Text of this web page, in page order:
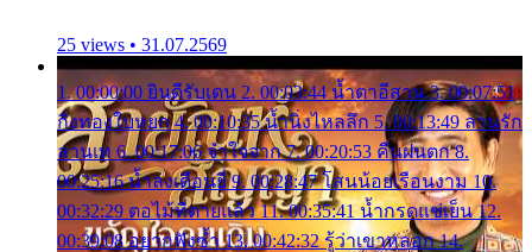
25 views • 31.07.2569
1. 00:00:00 ยินดีรับเดน 2. 00:03:44 น้ำตาอีสาน 3. 00:07:51
กิ่งทองใบหยก 4. 00:10:35 น้ำนิ่งไหลลึก 5. 00:13:49 ลานรัก
ลานเท 6. 00:17:06 จำใจจาก 7. 00:20:53 คืนฝนตก 8.
00:25:16 น้ำลงเดือนยี่ 9. 00:28:47 โสนน้อยเรือนงาม 10.
00:32:29 ตอไม้ที่ตายแล้ว 11. 00:35:41 น้ำกรดแช่เย็น 12.
00:39:08 อยากฟังซ้ำ 13. 00:42:32 รู้ว่าเขาหลอก 14.